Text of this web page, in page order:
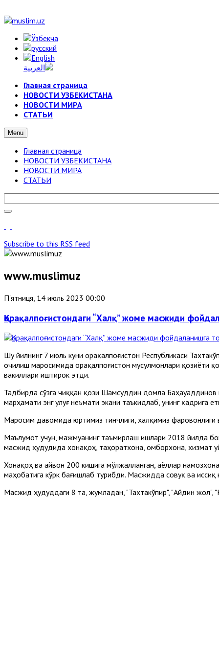
Главная страница
НОВОСТИ УЗБЕКИСТАНА
НОВОСТИ МИРА
СТАТЬИ
Menu
Главная страница
НОВОСТИ УЗБЕКИСТАНА
НОВОСТИ МИРА
СТАТЬИ
Subscribe to this RSS feed
www.muslimuz
П'ятниця, 14 июль 2023 00:00
Қорақалпоғистондаги “Халқ” жоме масжиди
Шу йилнинг 7 июль куни Қорақалпоғистон Республикаси
очилиш маросимида Қорақалпоғистон мусулмонлари
вакиллари иштирок этди.
Тадбирда сўзга чиққан қози Шамсуддин домла
марҳамати энг улуғ неъмати экани таъкидлаб, унинг қадрига
Маросим давомида юртимиз тинчлиги, халқимиз фаровонлиги
Маълумот учун, мажмуанинг таъмирлаш ишлари 2018 йилда
масжид ҳудудида хонақоҳ, таҳоратхона, омборхона, хизмат
Хонақоҳ ва айвон 200 кишига мўлжалланган, аёллар
маҳобатига кўрк бағишлаб турибди. Масжидда совуқ ва иссиқ
Масжид ҳудуддаги 8 та, жумладан, "Тахтакўпир", "Айдин жол",